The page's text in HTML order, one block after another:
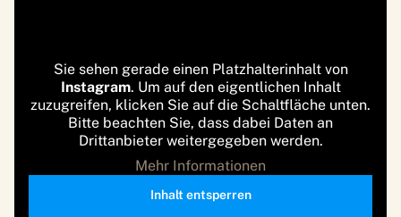
Sie sehen gerade einen Platzhalterinhalt von
Instagram. Um auf den eigentlichen Inhalt
zuzugreifen, klicken Sie auf die Schaltfläche unten.
Bitte beachten Sie, dass dabei Daten an
Drittanbieter weitergegeben werden.
Mehr Informationen
Inhalt entsperren